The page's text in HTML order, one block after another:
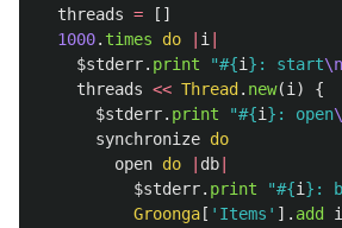
threads =
[]
1000. times do i
$stderr. print "#{i } : start\n
threads << Thread . new(i )
{
$stderr. print "#{i } : open
synchronize do
open do db
$stderr. print "#{i } :
Groonga [ 'Items' ]. add i